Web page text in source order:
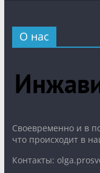
О нас
Cвоевременно и в
что происходит в
Контакты: